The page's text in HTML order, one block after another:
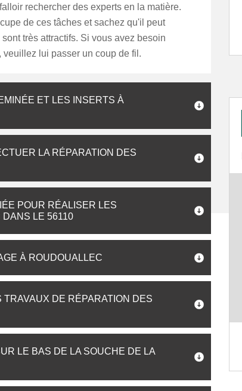
rechercher des experts en la matière.
de ces tâches et sachez qu'il peut
très attractifs. Si vous avez besoin
veuillez lui passer un coup de fil.
ET LES INSERTS À
LA RÉPARATION DES
POUR RÉALISER LES
LE 56110
À ROUDOUALLEC
DE RÉPARATION DES
LE BAS DE LA SOUCHE DE LA